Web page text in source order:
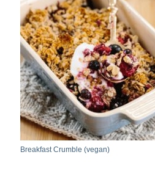
Breakfast Crumble (vegan)